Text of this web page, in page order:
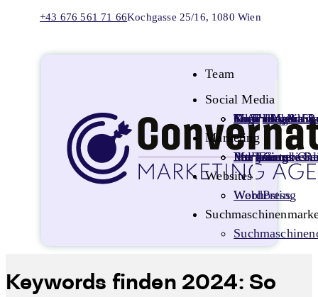
+43 676 561 71 66Kochgasse 25/16, 1080 Wien
Team
Social Media
Organisches Social Media Marketing
Social Media
Social Media
Facebook &
LinkedIn Ads
TikTok Ads
X Ads Agentur
Marketing
Integriertes Online Marketing
Full Funnel
Lead
Performance
Provisionsbasiertes Marketing
Websites
Webhosting
WordPress
Keywords finden 2024: So